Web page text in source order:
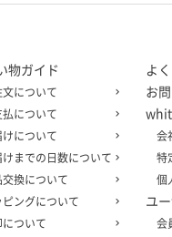
物ガイド
文について
払について
けについて
けまでの日数について
交換について
ピングについて
について
よ
お
会
特
個
ユ
会